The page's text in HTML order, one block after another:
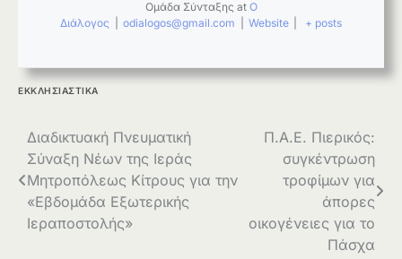
Ομάδα Σύνταξης at Ο
Διάλογος
odialogos@gmail.com Website + posts
ΕΚΚΛΗΣΙΑΣΤΙΚΑ
Πλοήγηση
άρθρων
Διαδικτυακή Πνευματική
Σύναξη Νέων της Ιεράς
Μητροπόλεως Κίτρους για την
«Εβδομάδα Εξωτερικής
Ιεραποστολής»
Π.Α.Ε. Πιερικός:
συγκέντρωση
τροφίμων για
άπορες
οικογένειες για το
Πάσχα